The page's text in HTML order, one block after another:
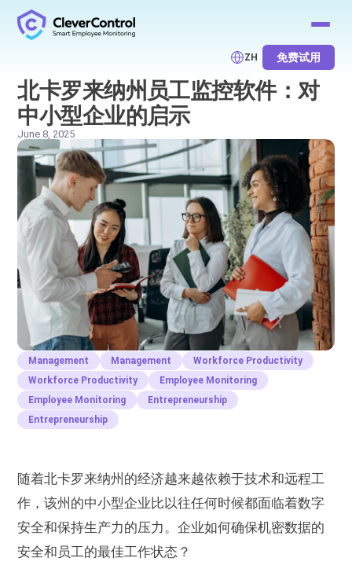
ZH 免费试用
北卡罗来纳州员工监控软件：对
中小型企业的启示
June 8, 2025
Management Management
Workforce Productivity
Workforce Productivity
Employee Monitoring
Employee Monitoring
Entrepreneurship
Entrepreneurship
随着北卡罗来纳州的经济越来越依赖于技术和远程工
作，该州的中小型企业比以往任何时候都面临着数字
安全和保持生产力的压力。企业如何确保机密数据的
安全和员工的最佳工作状态？